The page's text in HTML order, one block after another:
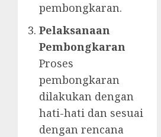
pembongkaran.
Pelaksanaan
Pembongkaran
Proses
pembongkaran
dilakukan dengan
hati-hati dan sesuai
dengan rencana